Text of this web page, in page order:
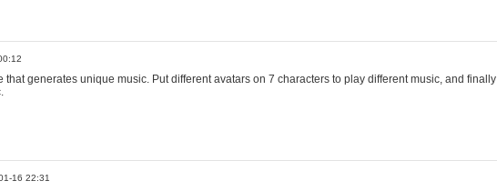
that generates unique music. Put different avatars on 7 characters to play different music, and finally
16 22:31